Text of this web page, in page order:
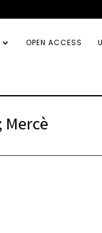
OPEN ACCESS
Mercè